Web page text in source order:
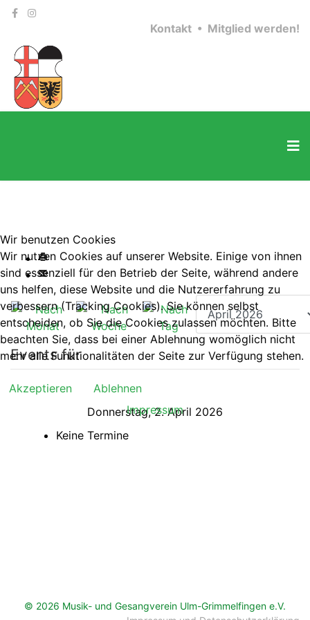
Kontakt • Mitglied werden!
Events für
Donnerstag, 2. April 2026
Keine Termine
© 2026 Musik- und Gesangverein Ulm-Grimmelfingen e.V.
Wir benutzen Cookies
Wir nutzen Cookies auf unserer Website. Einige von ihnen
sind essenziell für den Betrieb der Seite, während andere
uns helfen, diese Website und die Nutzererfahrung zu
verbessern (Tracking Cookies). Sie können selbst
entscheiden, ob Sie die Cookies zulassen möchten. Bitte
beachten Sie, dass bei einer Ablehnung womöglich nicht
mehr alle Funktionalitäten der Seite zur Verfügung stehen.
Akzeptieren
Ablehnen
Impressum